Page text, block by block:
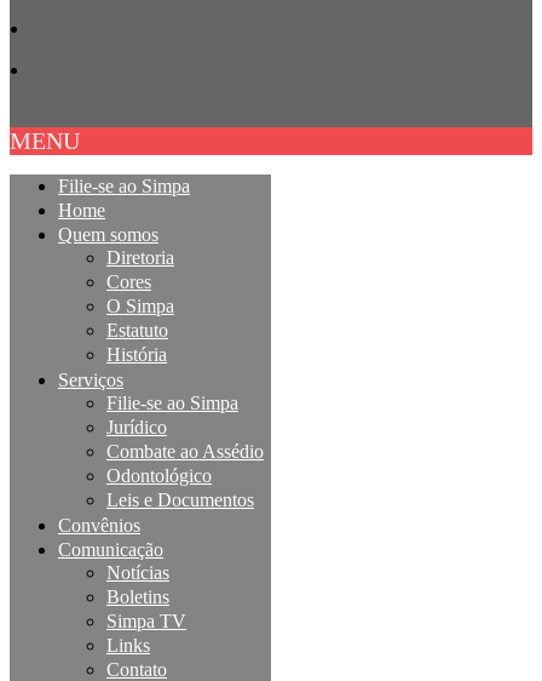
MENU
Filie-se ao Simpa
Home
Quem somos
Diretoria
Cores
O Simpa
Estatuto
História
Serviços
Filie-se ao Simpa
Jurídico
Combate ao Assédio
Odontológico
Leis e Documentos
Convênios
Comunicação
Notícias
Boletins
Simpa TV
Links
Contato